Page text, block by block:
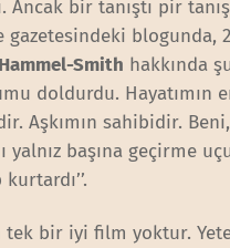
Ancak bir tanıştı pir
gazetesindeki blogunda,
Smith hakkında
doldurdu. Hayatımın
Aşkımın sahibidir. Beni,
yalnız başına geçirme
tek bir iyi film yoktur.